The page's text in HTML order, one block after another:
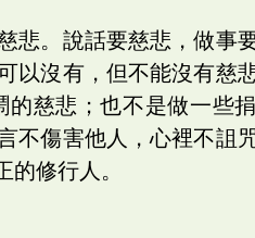
悲。說話要慈悲，做事
以沒有，但不能沒有慈
慈悲；也不是做一些
不傷害他人，心裡不詛
修行人。